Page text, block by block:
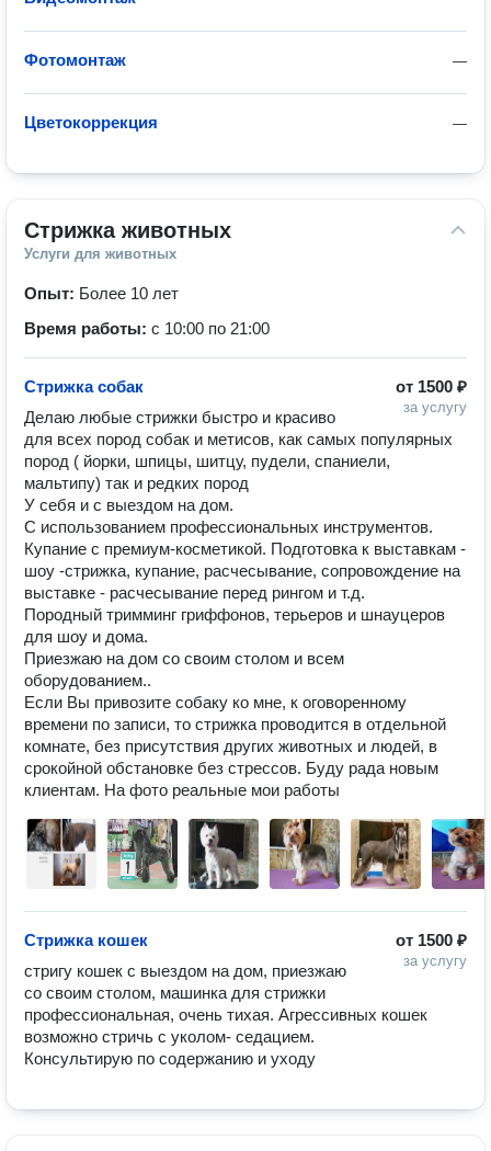
—
Фотомонтаж
—
Цветокоррекция
Стрижка животных
Услуги для животных
Опыт: Более 10 лет
Время работы: с 10:00 по 21:00
от 1500 ₽
за услугу
Стрижка собак
Делаю любые стрижки быстро и красиво
для всех пород собак и метисов, как самых популярных
пород ( йорки, шпицы, шитцу, пудели, спаниели,
мальтипу) так и редких пород
У себя и с выездом на дом.
С использованием профессиональных инструментов.
Купание с премиум-косметикой. Подготовка к выставкам -
шоу -стрижка, купание, расчесывание, сопровождение на
выставке - расчесывание перед рингом и т.д.
Породный тримминг гриффонов, терьеров и шнауцеров
для шоу и дома.
Приезжаю на дом со своим столом и всем
оборудованием..
Если Вы привозите собаку ко мне, к оговоренному
времени по записи, то стрижка проводится в отдельной
комнате, без присутствия других животных и людей, в
срокойной обстановке без стрессов. Буду рада новым
клиентам. На фото реальные мои работы
от 1500 ₽
за услугу
Стрижка кошек
стригу кошек с выездом на дом, приезжаю
со своим столом, машинка для стрижки
профессиональная, очень тихая. Агрессивных кошек
возможно стричь с уколом- седацием.
Консультирую по содержанию и уходу